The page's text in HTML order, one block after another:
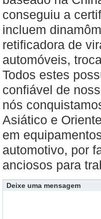
conseguiu a
incluem
retificadora de
automóveis,
Todos estes
confiável de
nós
Asiático e
em
automotivo, por
anciosos para
Deixe uma mensagem